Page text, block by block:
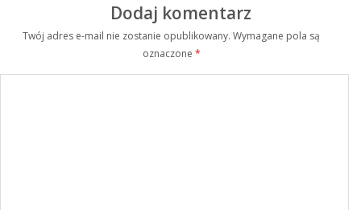
Dodaj komentarz
Twój adres e-mail nie zostanie opublikowany. Wymagane pola są
oznaczone *